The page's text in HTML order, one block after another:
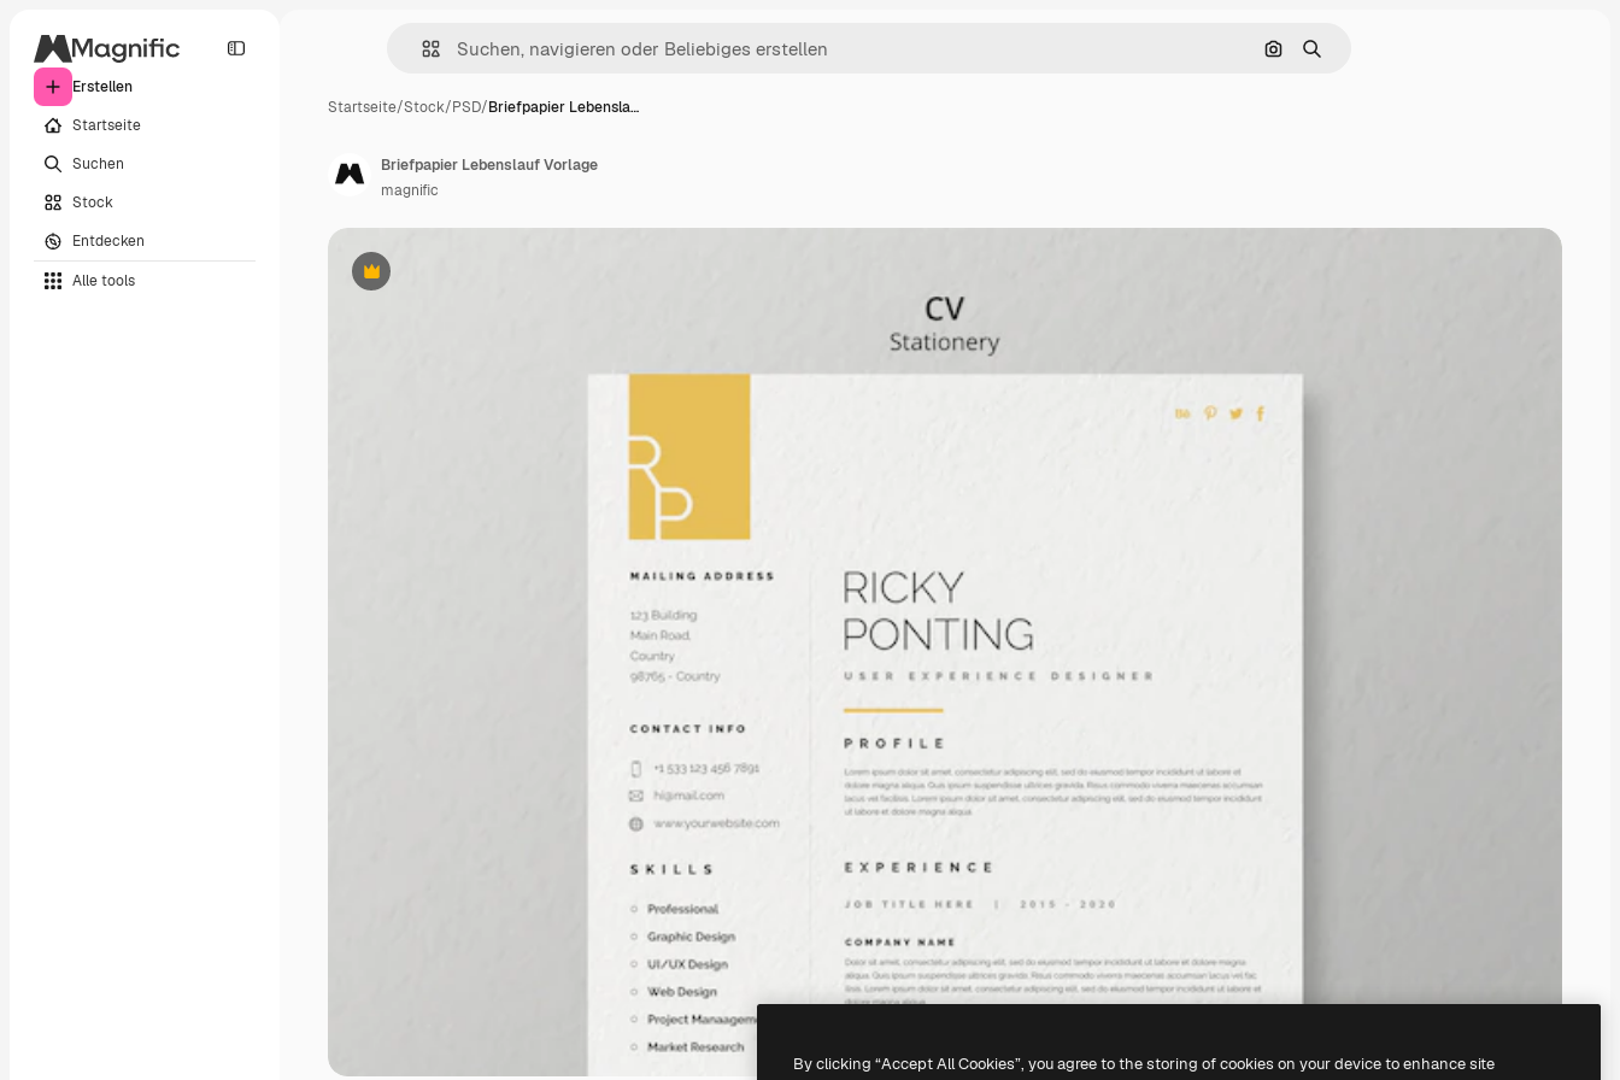
Erstellen
Startseite
Suchen
Stock
Entdecken
Alle tools
Nach Bild suchen
Suchen
Startseite/Stock/PSD/Briefpapier Lebensla…
Premium
Briefpapier Lebenslauf Vorlage
magnific
By clicking “Accept All Cookies”, you agree to the storing of cookies on your device to enhance site